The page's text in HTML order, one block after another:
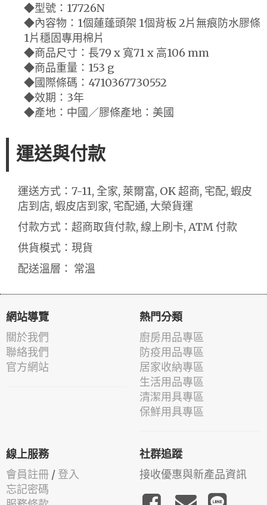
◆型號：17726N
◆內容物：1個蓮蓬頭架 1個背板 2片無痕防水膠條
1片穩固專用棉片
◆商品尺寸：長79 x 寬71 x 高106 mm
◆商品重量：153 g
◆國際條碼：4710367730552
◆效期：3年
◆產地：中國／膠條產地：美國
運送與付款
運送方式：7-11, 全家, 萊爾富, OK 超商, 宅配, 蝦皮
店到店, 蝦皮店到家, 宅配通, 大榮貨運
付款方式：超商取貨付款, 線上刷卡, ATM 付款
供貨模式：現貨
配送溫層： 常溫
網站導覽
關於我們
聯絡我們
官方網站
熱門分類
廚房用品專區
防疫用品專區
居家收納專區
生活用品專區
清潔用具專區
保鮮用具專區
線上服務
會員註冊 / 登入
忘記密碼
社群追蹤
接收優惠與新產品資訊